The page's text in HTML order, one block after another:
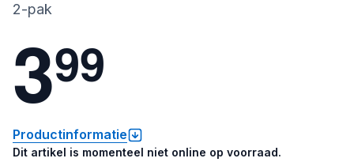
2-pak
399
Productinformatie
Dit artikel is momenteel niet online op voorraad.